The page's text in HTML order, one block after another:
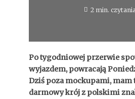
2 min.
Po tygodniowej przerwie
wyjazdem, powracają
Dziś poza mockupami, mam
darmowy krój z polskimi